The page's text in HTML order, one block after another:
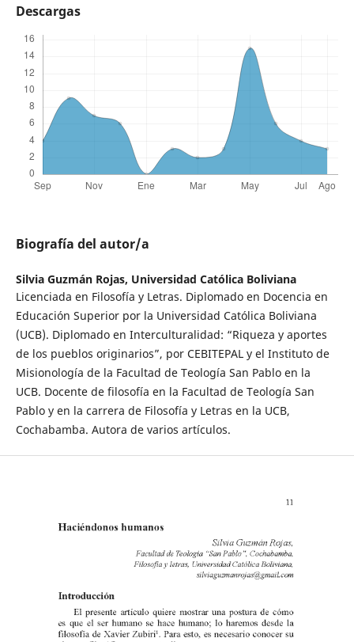
Descargas
Biografía del autor/a
Silvia Guzmán Rojas, Universidad Católica Boliviana
Licenciada en Filosofía y Letras. Diplomado en Docencia en
Educación Superior por la Universidad Católica Boliviana
(UCB). Diplomado en Interculturalidad: “Riqueza y aportes
de los pueblos originarios”, por CEBITEPAL y el Instituto de
Misionología de la Facultad de Teología San Pablo en la
UCB. Docente de filosofía en la Facultad de Teología San
Pablo y en la carrera de Filosofía y Letras en la UCB,
Cochabamba. Autora de varios artículos.